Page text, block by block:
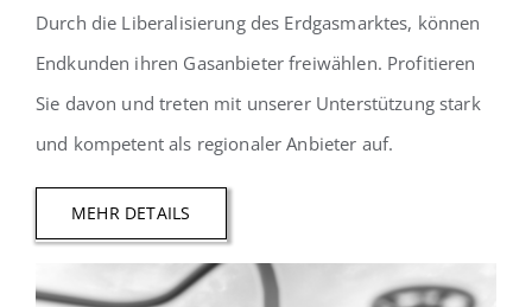
Durch die Liberalisierung des Erdgasmarktes, können
Endkunden ihren Gasanbieter freiwählen. Profitieren
Sie davon und treten mit unserer Unterstützung stark
und kompetent als regionaler Anbieter auf.
MEHR DETAILS